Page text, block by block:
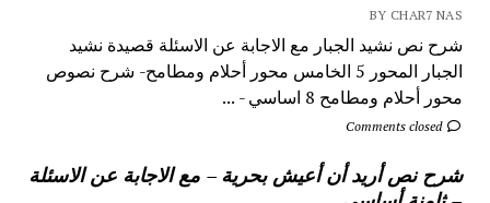
BY CHAR7 NAS
شرح نص نشيد الجبار مع الاجابة عن الاسئلة قصيدة نشيد
الجبار المحور 5 الخامس محور أحلام ومطامح- شرح نصوص
محور أحلام ومطامح 8 اساسي - ...
Comments closed
شرح نص أريد أن أعيش بحرية – مع الاجابة عن الاسئلة